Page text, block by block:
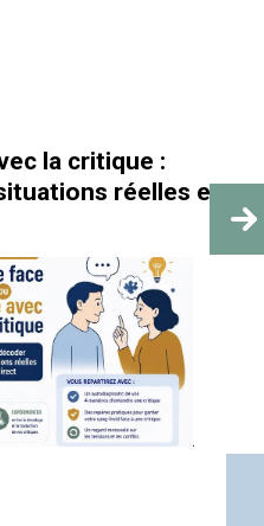
la critique :
réelles en